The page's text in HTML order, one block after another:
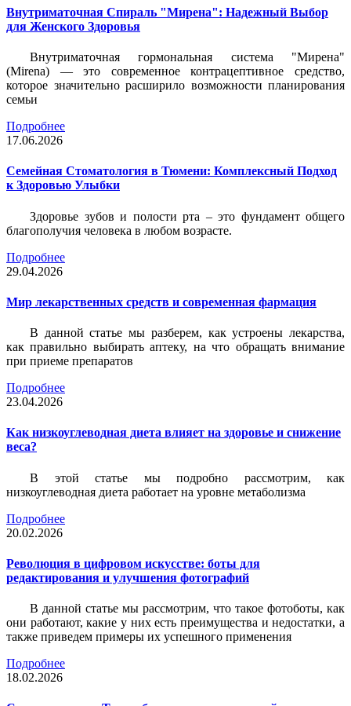
Внутриматочная Спираль "Мирена": Надежный Выбор
для Женского Здоровья
Внутриматочная гормональная система "Мирена"
(Mirena) — это современное контрацептивное средство,
которое значительно расширило возможности планирования
семьи
Подробнее
17.06.2026
Семейная Стоматология в Тюмени: Комплексный Подход
к Здоровью Улыбки
Здоровье зубов и полости рта – это фундамент общего
благополучия человека в любом возрасте.
Подробнее
29.04.2026
Мир лекарственных средств и современная фармация
В данной статье мы разберем, как устроены лекарства,
как правильно выбирать аптеку, на что обращать внимание
при приеме препаратов
Подробнее
23.04.2026
Как низкоуглеводная диета влияет на здоровье и снижение
веса?
В этой статье мы подробно рассмотрим, как
низкоуглеводная диета работает на уровне метаболизма
Подробнее
20.02.2026
Революция в цифровом искусстве: боты для
редактирования и улучшения фотографий
В данной статье мы рассмотрим, что такое фотоботы, как
они работают, какие у них есть преимущества и недостатки, а
также приведем примеры их успешного применения
Подробнее
18.02.2026